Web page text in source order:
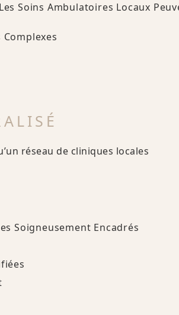
Soins Ambulatoires Locaux
réseau de cliniques locales
Soigneusement Encadrés